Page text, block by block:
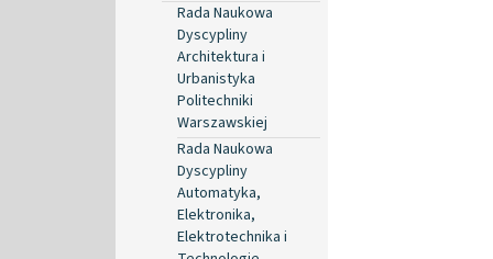
Rada Naukowa
Dyscypliny
Architektura i
Urbanistyka
Politechniki
Warszawskiej
Rada Naukowa
Dyscypliny
Automatyka,
Elektronika,
Elektrotechnika i